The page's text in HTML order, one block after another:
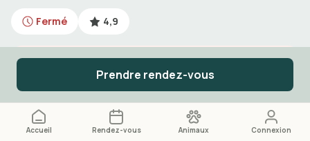
Accueil Rendez-vous Animaux Connexion
Fermé 4,9
Urgences vétérinaires de jour
Appelez le01 83 75 08 68
Prendre rendez-vous